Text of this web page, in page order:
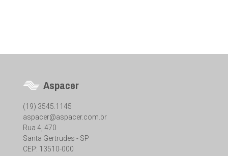
Aspacer
(19) 3545.1145
aspacer@aspacer.com.br
Rua 4, 470
Santa Gertrudes - SP
CEP: 13510-000